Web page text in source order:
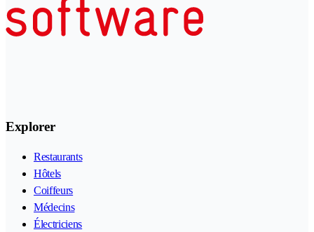
Explorer
Restaurants
Hôtels
Coiffeurs
Médecins
Électriciens